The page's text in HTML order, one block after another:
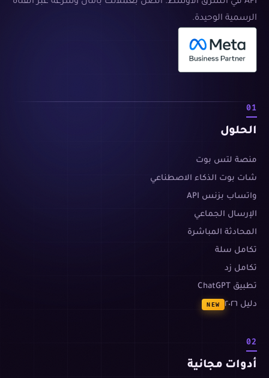
الرسمية الوحيدة.
01
الحلول
منصة لتس بوت
شات بوت الذكاء الاصطناعي
واتساب بزنس API
الإرسال الجماعي
المحادثة المباشرة
تكامل سلة
تكامل زد
تطبيق ChatGPT
دليل ٢٠٢٦
NEW
02
أدوات مجانية